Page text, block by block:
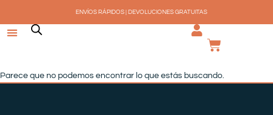
contenido
ENVÍOS RÁPIDOS | DEVOLUCIONES GRATUITAS
Parece que no podemos encontrar lo que estás buscando.